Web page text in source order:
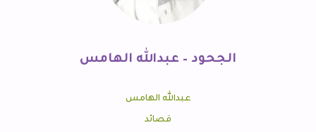
الجحود – عبدالله الهامس
عبدالله الهامس
قصائد